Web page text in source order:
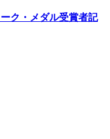
ク・メダル受賞者記